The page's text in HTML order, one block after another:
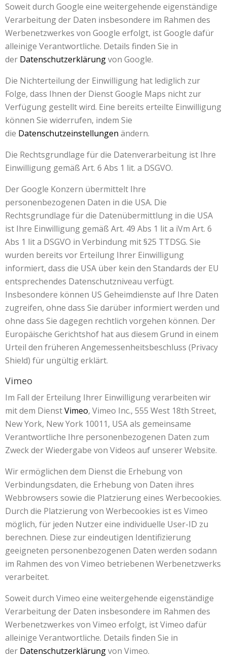
Soweit durch Google eine weitergehende eigenständige
Verarbeitung der Daten insbesondere im Rahmen des
Werbenetzwerkes von Google erfolgt, ist Google dafür
alleinige Verantwortliche. Details finden Sie in
der Datenschutzerklärungvon Google.
Die Nichterteilung der Einwilligung hat lediglich zur
Folge, dass Ihnen der Dienst Google Maps nicht zur
Verfügung gestellt wird. Eine bereits erteilte Einwilligung
können Sie widerrufen, indem Sie
die Datenschutzeinstellungen ändern.
Die Rechtsgrundlage für die Datenverarbeitung ist Ihre
Einwilligung gemäß Art. 6 Abs 1 lit. a DSGVO.
Der Google Konzern übermittelt Ihre
personenbezogenen Daten in die USA. Die
Rechtsgrundlage für die Datenübermittlung in die USA
ist Ihre Einwilligung gemäß Art. 49 Abs 1 lit a iVm Art. 6
Abs 1 lit a DSGVO in Verbindung mit §25 TTDSG. Sie
wurden bereits vor Erteilung Ihrer Einwilligung
informiert, dass die USA über kein den Standards der EU
entsprechendes Datenschutzniveau verfügt.
Insbesondere können US Geheimdienste auf Ihre Daten
zugreifen, ohne dass Sie darüber informiert werden und
ohne dass Sie dagegen rechtlich vorgehen können. Der
Europäische Gerichtshof hat aus diesem Grund in einem
Urteil den früheren Angemessenheitsbeschluss (Privacy
Shield) für ungültig erklärt.
Vimeo
Im Fall der Erteilung Ihrer Einwilligung verarbeiten wir
mit dem DienstVimeo, Vimeo Inc., 555 West 18th Street,
New York, New York 10011, USA als gemeinsame
Verantwortliche Ihre personenbezogenen Daten zum
Zweck der Wiedergabe von Videos auf unserer Website.
Wir ermöglichen dem Dienst die Erhebung von
Verbindungsdaten, die Erhebung von Daten ihres
Webbrowsers sowie die Platzierung eines Werbecookies.
Durch die Platzierung von Werbecookies ist es Vimeo
möglich, für jeden Nutzer eine individuelle User-ID zu
berechnen. Diese zur eindeutigen Identifizierung
geeigneten personenbezogenen Daten werden sodann
im Rahmen des von Vimeo betriebenen Werbenetzwerks
verarbeitet.
Soweit durch Vimeo eine weitergehende eigenständige
Verarbeitung der Daten insbesondere im Rahmen des
Werbenetzwerkes von Vimeo erfolgt, ist Vimeo dafür
alleinige Verantwortliche. Details finden Sie in
der Datenschutzerklärungvon Vimeo.